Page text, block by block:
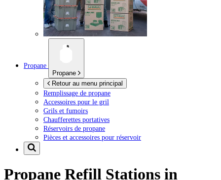
Propane
Propane
Retour au menu principal
Remplissage de propane
Accessoires pour le gril
Grils et fumoirs
Chaufferettes portatives
Réservoirs de propane
Pièces et accessoires pour réservoir
Propane Refill Stations in